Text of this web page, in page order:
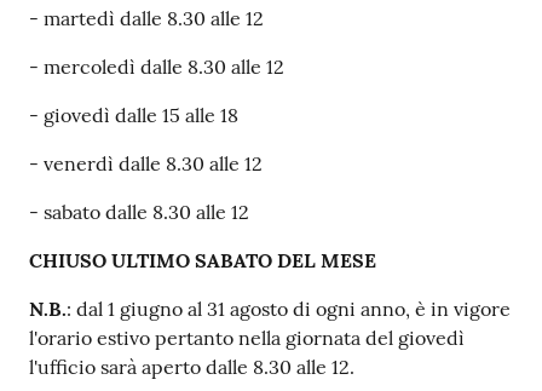
- martedì dalle 8.30 alle 12
- mercoledì dalle 8.30 alle 12
- giovedì dalle 15 alle 18
- venerdì dalle 8.30 alle 12
- sabato dalle 8.30 alle 12
CHIUSO ULTIMO SABATO DEL MESE
N.B.: dal 1 giugno al 31 agosto di ogni anno, è in vigore
l'orario estivo pertanto nella giornata del giovedì
l'ufficio sarà aperto dalle 8.30 alle 12.